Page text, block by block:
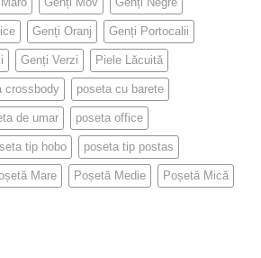
Genți Oranj Genți Portocalii
Genți Verzi Piele Lăcuită
crossbody poseta cu barete
de umar poseta office
tip hobo poseta tip postas
Mare Poșetă Medie Poșetă Mică